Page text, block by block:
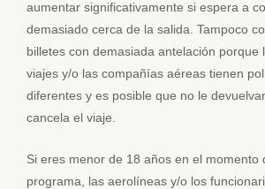
aumentar significativamente si espera a
demasiado cerca de la salida. Tampoco
billetes con demasiada antelación porque
viajes y/o las compañías aéreas tienen
diferentes y es posible que no le
cancela el viaje.
Si eres menor de 18 años en el momento
programa, las aerolíneas y/o los